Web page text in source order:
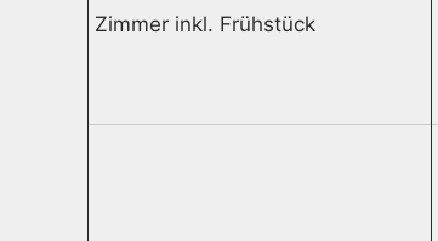
Zimmer inkl. Frühstück